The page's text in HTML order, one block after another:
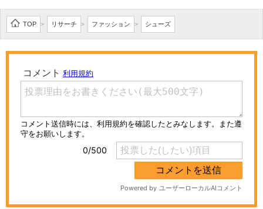
TOP > リサーチ > ファッション > シューズ